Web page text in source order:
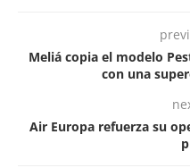
Meliá copia el modelo
con una
Air Europa refuerza su